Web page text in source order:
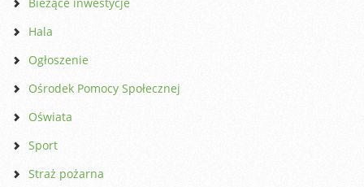
Hala
Ogłoszenie
Ośrodek Pomocy Społecznej
Oświata
Sport
Straż pożarna